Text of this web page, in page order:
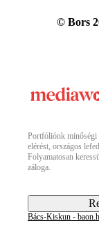
© Bors
Portfóliónk minőségi
elérést, országos
Folyamatosan
záloga.
Bács-Kiskun -